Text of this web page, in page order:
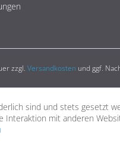
zzgl. Versandkosten und ggf.
sind und stets gesetzt
mit anderen